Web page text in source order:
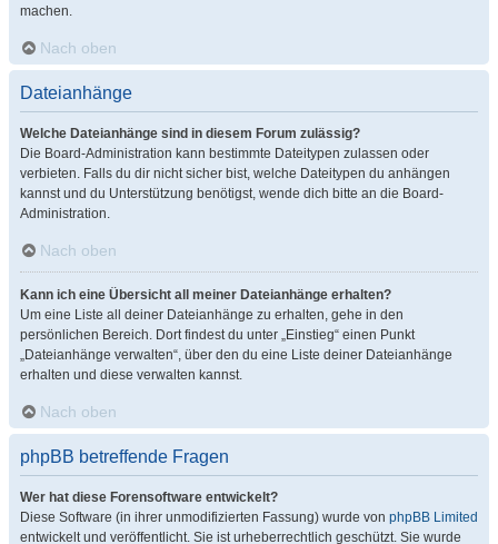
machen.
Nach oben
Dateianhänge
Welche Dateianhänge sind in diesem Forum zulässig?
Die Board-Administration kann bestimmte Dateitypen zulassen oder
verbieten. Falls du dir nicht sicher bist, welche Dateitypen du anhängen
kannst und du Unterstützung benötigst, wende dich bitte an die Board-
Administration.
Nach oben
Kann ich eine Übersicht all meiner Dateianhänge erhalten?
Um eine Liste all deiner Dateianhänge zu erhalten, gehe in den
persönlichen Bereich. Dort findest du unter „Einstieg“ einen Punkt
„Dateianhänge verwalten“, über den du eine Liste deiner Dateianhänge
erhalten und diese verwalten kannst.
Nach oben
phpBB betreffende Fragen
Wer hat diese Forensoftware entwickelt?
Diese Software (in ihrer unmodifizierten Fassung) wurde von phpBB Limited
entwickelt und veröffentlicht. Sie ist urheberrechtlich geschützt. Sie wurde